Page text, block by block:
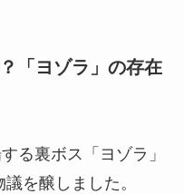
「ヨゾラ」の存在
る裏ボス「ヨゾラ」
を醸しました。